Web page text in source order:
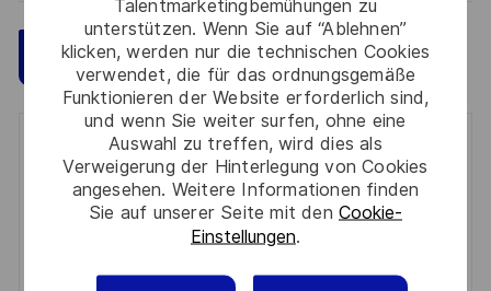
Talentmarketingbemühungen zu
unterstützen. Wenn Sie auf “Ablehnen”
klicken, werden nur die technischen Cookies
verwendet, die für das ordnungsgemäße
Funktionieren der Website erforderlich sind,
und wenn Sie weiter surfen, ohne eine
Auswahl zu treffen, wird dies als
Verweigerung der Hinterlegung von Cookies
angesehen. Weitere Informationen finden
Sie auf unserer Seite mit den Cookie-
Einstellungen.
Jetzt bewerben Speichern
Get notified for similar jobs
You'll receive updates once a week